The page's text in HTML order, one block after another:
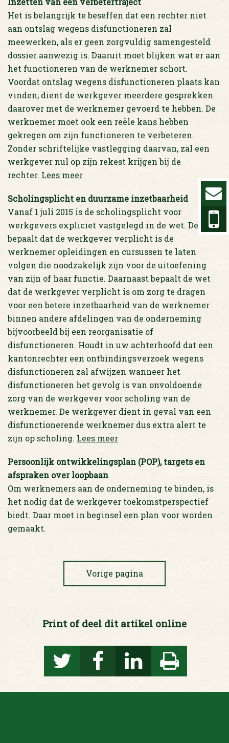
Het is belangrijk te beseffen dat een rechter niet
aan ontslag wegens disfunctioneren zal
meewerken, als er geen zorgvuldig samengesteld
dossier aanwezig is. Daaruit moet blijken wat er aan
het functioneren van de werknemer schort.
Voordat ontslag wegens disfunctioneren plaats kan
vinden, dient de werkgever meerdere gesprekken
daarover met de werknemer gevoerd te hebben. De
werknemer moet ook een reële kans hebben
gekregen om zijn functioneren te verbeteren.
Zonder schriftelijke vastlegging daarvan, zal een
werkgever nul op zijn rekest krijgen bij de
rechter. Lees meer
Scholingsplicht en duurzame inzetbaarheid
Vanaf 1 juli 2015 is de scholingsplicht voor
werkgevers expliciet vastgelegd in de wet. De wet
bepaalt dat de werkgever verplicht is de
werknemer opleidingen en cursussen te laten
volgen die noodzakelijk zijn voor de uitoefening
van zijn of haar functie. Daarnaast bepaalt de wet
dat de werkgever verplicht is om zorg te dragen
voor een betere inzetbaarheid van de werknemer
binnen andere afdelingen van de onderneming
bijvoorbeeld bij een reorganisatie of
disfunctioneren. Houdt in uw achterhoofd dat een
kantonrechter een ontbindingsverzoek wegens
disfunctioneren zal afwijzen wanneer het
disfunctioneren het gevolg is van onvoldoende
zorg van de werkgever voor scholing van de
werknemer. De werkgever dient in geval van een
disfunctionerende werknemer dus extra alert te
zijn op scholing. Lees meer
Persoonlijk ontwikkelingsplan (POP), targets en
afspraken over loopbaan
Om werknemers aan de onderneming te binden, is
het nodig dat de werkgever toekomstperspectief
biedt. Daar moet in beginsel een plan voor worden
gemaakt.
Vorige pagina
Print of deel dit artikel online